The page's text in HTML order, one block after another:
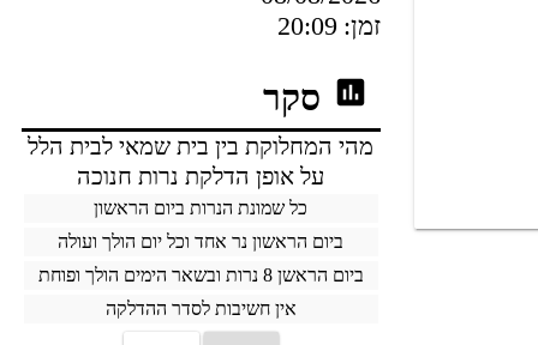
זמן: 20:09
סקר
מהי המחלוקת בין בית שמאי לבית הלל
על אופן הדלקת נרות חנוכה
כל שמונת הנרות ביום הראשון
ביום הראשון נר אחד וכל יום הולך ועולה
ביום הראשן 8 נרות ובשאר הימים הולך ופוחת
אין חשיבות לסדר ההדלקה